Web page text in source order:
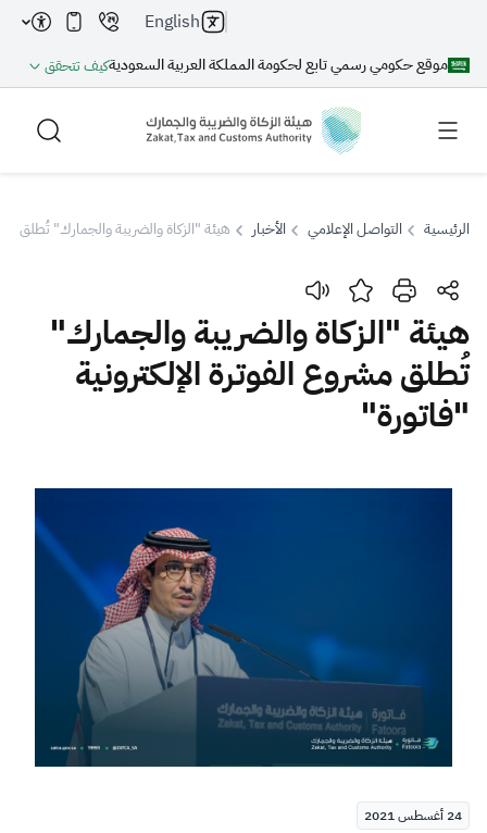
موقع حكومي رسمي تابع لحكومة المملكة العربية السعوديةكيف تتحقق
English
بحث
بحث بحث AI
اقتراحات
الزكاة الجمارك
ضريبة القيمة المضافة
التصرفات العقارية
الرئيسية التواصل الإعلامي الأخبار هيئة "الزكاة والضريبة والجمارك" تُطلق
هيئة "الزكاة والضريبة والجمارك"
تُطلق مشروع الفوترة الإلكترونية
"فاتورة"
24 أغسطس 2021